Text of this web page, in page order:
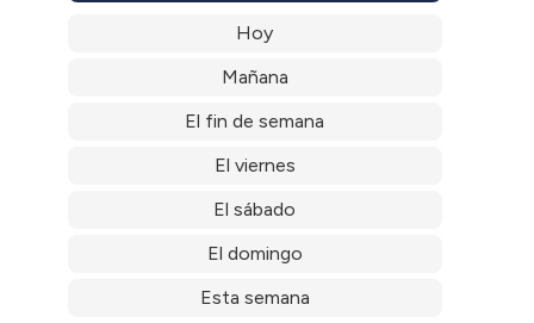
Hoy
Mañana
El fin de semana
El viernes
El sábado
El domingo
Esta semana